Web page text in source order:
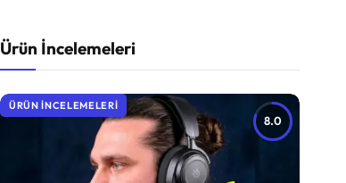
Ürün İncelemeleri
8.0
ÜRÜN İNCELEMELERI